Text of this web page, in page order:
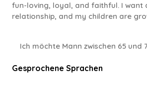
fun-loving, loyal, and faithful. I want
relationship, and my children are
Ich möchte Mann zwischen 65 und
Gesprochene Sprachen